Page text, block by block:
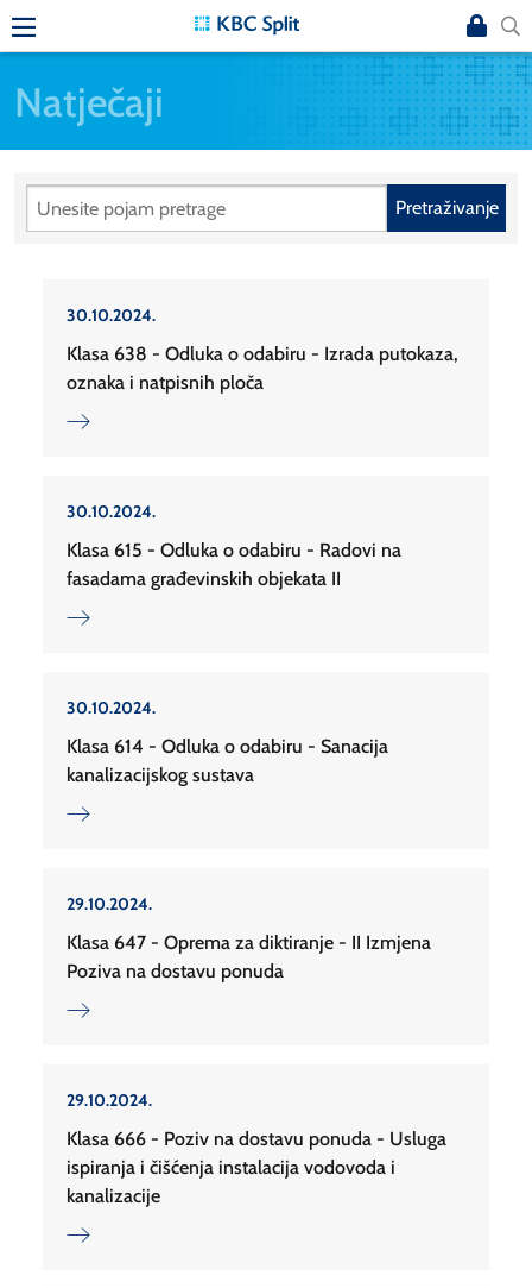
Natječaji
Pretraživanje
30.10.2024.
Klasa 638 - Odluka o odabiru - Izrada putokaza,
oznaka i natpisnih ploča
30.10.2024.
Klasa 615 - Odluka o odabiru - Radovi na
fasadama građevinskih objekata II
30.10.2024.
Klasa 614 - Odluka o odabiru - Sanacija
kanalizacijskog sustava
29.10.2024.
Klasa 647 - Oprema za diktiranje - II Izmjena
Poziva na dostavu ponuda
29.10.2024.
Klasa 666 - Poziv na dostavu ponuda - Usluga
ispiranja i čišćenja instalacija vodovoda i
kanalizacije